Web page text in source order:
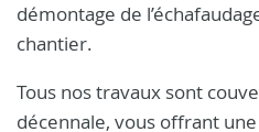
démontage de
chantier.
Tous nos travaux sont
décennale, vous offrant